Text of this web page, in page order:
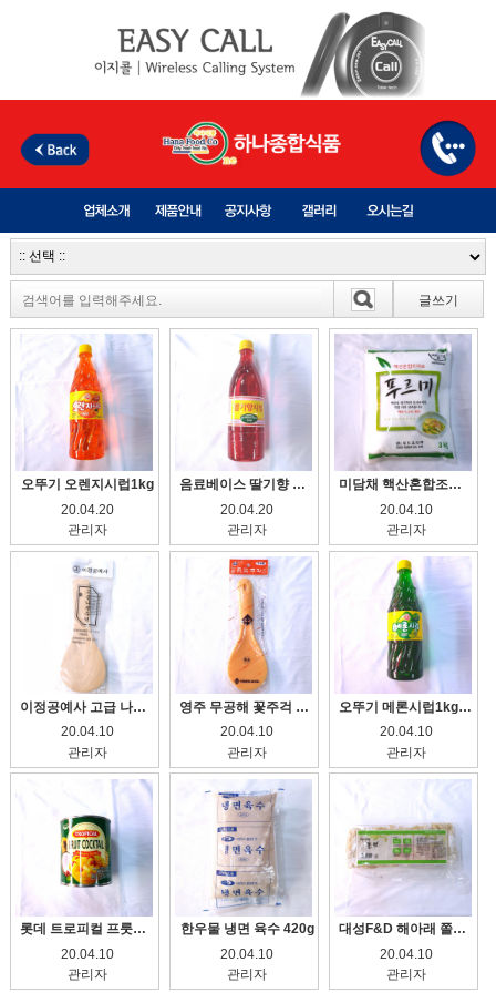
글쓰기
오뚜기 오렌지시럽1kg
20.04.20
관리자
음료베이스 딸기향 시럽 1kg
20.04.20
관리자
미담채 핵산혼합조미료 푸르미 3kg
20.04.10
관리자
이정공예사 고급 나무주걱
20.04.10
관리자
영주 무공해 꽃주걱 도소매
20.04.10
관리자
오뚜기 메론시럽1kg 슬러쉬원액
20.04.10
관리자
롯데 트로피컬 프룻칵테일 530g
20.04.10
관리자
한우물 냉면 육수 420g
20.04.10
관리자
대성F&D 해아래 쫄면 2kg
20.04.10
관리자